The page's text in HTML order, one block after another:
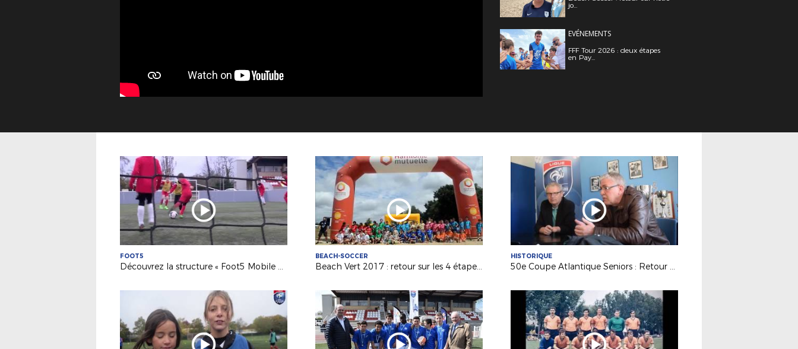
jo...
EVÉNEMENTS
FFF Tour 2026 : deux étapes
en Pay...
FOOT5
Découvrez la structure « Foot5 Mobile FFF » !
BEACH-SOCCER
Beach Vert 2017 : retour sur les 4 étapes de la 1ère semaine !
HISTORIQUE
50e Coupe Atlantique Seniors : Retour sur la victoire de l'ASPTT Nantes en 1982